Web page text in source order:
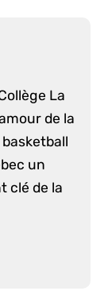
La
de la
un
clé de la